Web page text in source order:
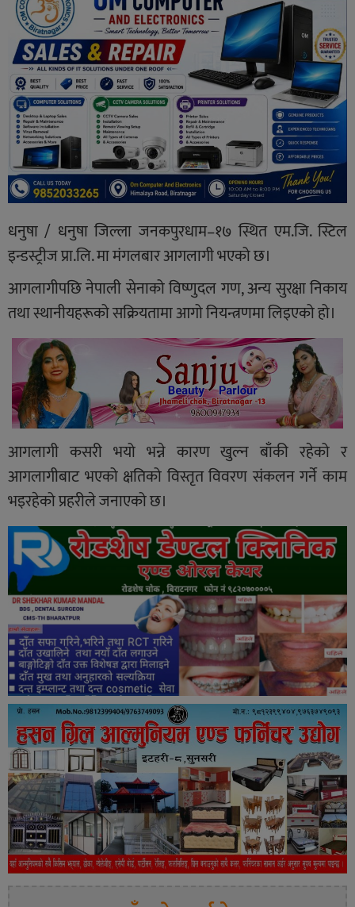
धनुषा / धनुषा जिल्ला जनकपुरधाम–१७ स्थित एम.जि. स्टिल
इन्डस्ट्रीज प्रा.लि. मा मंगलबार आगलागी भएको छ।
आगलागीपछि नेपाली सेनाको विष्णुदल गण, अन्य सुरक्षा निकाय
तथा स्थानीयहरूको सक्रियतामा आगो नियन्त्रणमा लिइएको हो।
आगलागी कसरी भयो भन्ने कारण खुल्न बाँकी रहेको र
आगलागीबाट भएको क्षतिको विस्तृत विवरण संकलन गर्ने काम
भइरहेको प्रहरीले जनाएको छ।